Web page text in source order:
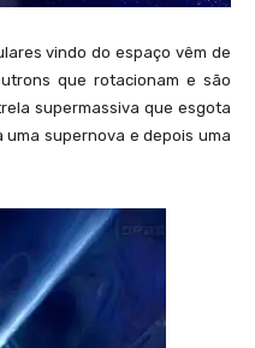
vindo do espaço vêm de
que rotacionam e são
supermassiva que esgota
supernova e depois uma